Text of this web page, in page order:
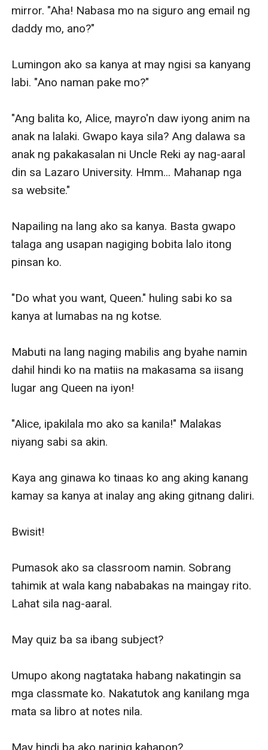
mirror. "Aha! Nabasa mo na siguro ang email ng
daddy mo, ano?"
Lumingon ako sa kanya at may ngisi sa kanyang
labi. "Ano naman pake mo?"
"Ang balita ko, Alice, mayro'n daw iyong anim na
anak na lalaki. Gwapo kaya sila? Ang dalawa sa
anak ng pakakasalan ni Uncle Reki ay nag-aaral
din sa Lazaro University. Hmm... Mahanap nga
sa website."
Napailing na lang ako sa kanya. Basta gwapo
talaga ang usapan nagiging bobita lalo itong
pinsan ko.
"Do what you want, Queen." huling sabi ko sa
kanya at lumabas na ng kotse.
Mabuti na lang naging mabilis ang byahe namin
dahil hindi ko na matiis na makasama sa iisang
lugar ang Queen na iyon!
"Alice, ipakilala mo ako sa kanila!" Malakas
niyang sabi sa akin.
Kaya ang ginawa ko tinaas ko ang aking kanang
kamay sa kanya at inalay ang aking gitnang daliri.
Bwisit!
Pumasok ako sa classroom namin. Sobrang
tahimik at wala kang nababakas na maingay rito.
Lahat sila nag-aaral.
May quiz ba sa ibang subject?
Umupo akong nagtataka habang nakatingin sa
mga classmate ko. Nakatutok ang kanilang mga
mata sa libro at notes nila.
May hindi ba ako narinig kahapon?